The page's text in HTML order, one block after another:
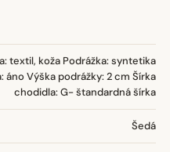
textil, koža Podrážka: syntetika
áno Výška podrážky: 2 cm Šírka
chodidla: G- štandardná šírka
Šedá